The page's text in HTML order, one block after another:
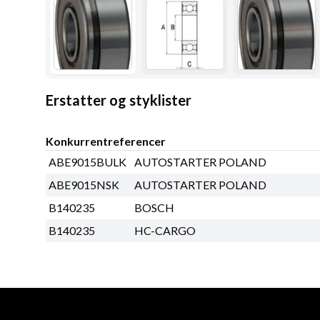
Erstatter og styklister
Konkurrentreferencer
ABE9015BULK AUTOSTARTER POLAND
ABE9015NSK
AUTOSTARTER POLAND
B140235
BOSCH
B140235
HC-CARGO